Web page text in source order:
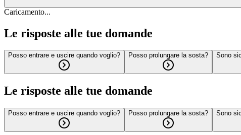
Caricamento...
Le risposte alle tue domande
Posso entrare e uscire quando voglio? Posso prolungare la sosta? Sono
Le risposte alle tue domande
Posso entrare e uscire quando voglio? Posso prolungare la sosta? Sono